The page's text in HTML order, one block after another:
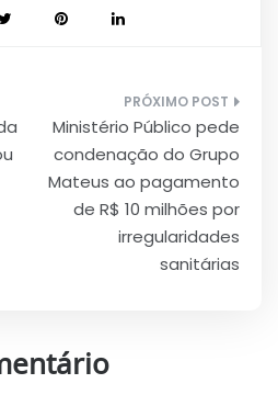
Ministério Público pede
condenação do Grupo
Mateus ao pagamento
de R$ 10 milhões por
irregularidades
sanitárias